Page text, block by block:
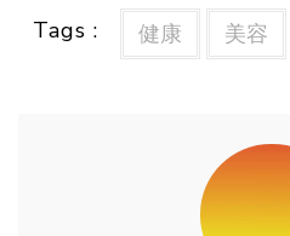
Tags : 健康 美容